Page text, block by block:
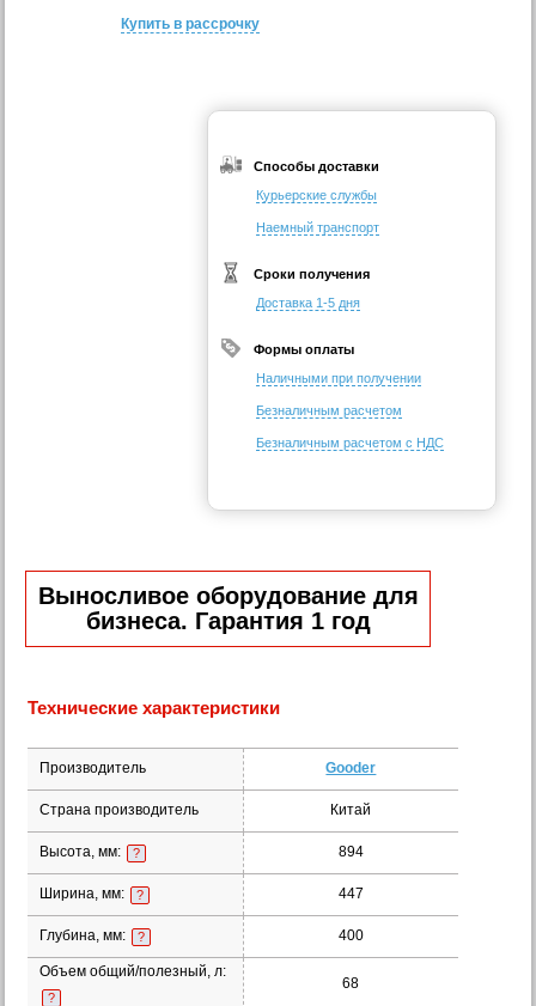
Купить в рассрочку
Способы доставки
Курьерские службы
Наемный транспорт
Сроки получения
Доставка 1-5 дня
Формы оплаты
Наличными при получении
Безналичным расчетом
Безналичным расчетом с НДС
Выносливое оборудование для
бизнеса. Гарантия 1 год
Технические характеристики
Производитель Gooder
Страна производитель Китай
Высота, мм: ? 894
Ширина, мм: ? 447
Глубина, мм: ? 400
Объем общий/полезный, л:
?
68